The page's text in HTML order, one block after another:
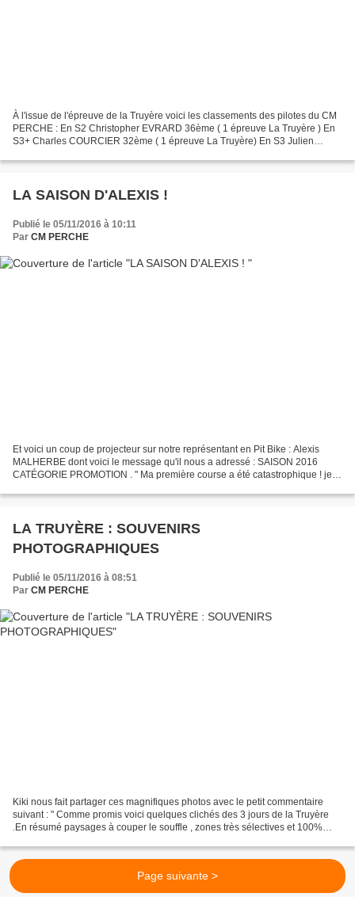
À l'issue de l'épreuve de la Truyère voici les classements des pilotes du CM
PERCHE : En S2 Christopher EVRARD 36ème ( 1 épreuve La Truyère ) En
S3+ Charles COURCIER 32ème ( 1 épreuve La Truyère) En S3 Julien
LA SAISON D'ALEXIS !
Publié le 05/11/2016 à 10:11
Par CM PERCHE
Et voici un coup de projecteur sur notre représentant en Pit Bike : Alexis
MALHERBE dont voici le message qu'il nous a adressé : SAISON 2016
CATÉGORIE PROMOTION . " Ma première course a été catastrophique ! je
LA TRUYÈRE : SOUVENIRS
PHOTOGRAPHIQUES
Publié le 05/11/2016 à 08:51
Par CM PERCHE
Kiki nous fait partager ces magnifiques photos avec le petit commentaire
suivant : " Comme promis voici quelques clichés des 3 jours de la Truyère
.En résumé paysages à couper le souffle , zones très sélectives et 100%
Page suivante >